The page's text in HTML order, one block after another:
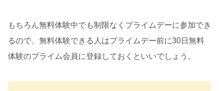
もちろん無料体験中でも制限なくプライムデーに参加でき
るので、無料体験できる人はプライムデー前に30日無料
体験のプライム会員に登録しておくといいでしょう。